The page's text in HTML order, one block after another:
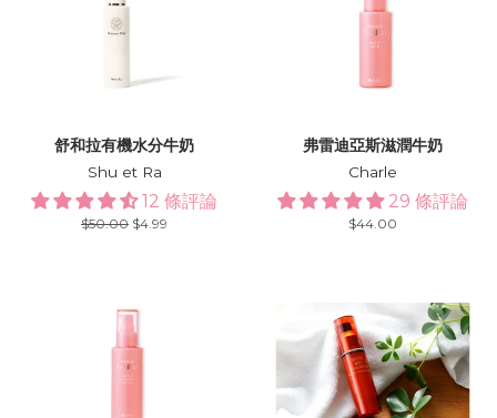
舒和拉有機水分牛奶
Shu et Ra
12 條評論
Regular
$50.00 Sale
$4.99
弗雷迪亞斯滋潤牛奶
Charle
29 條評論
Regular
$44.00